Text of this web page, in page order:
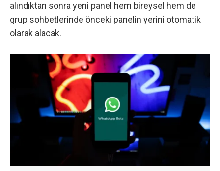
alındıktan sonra yeni panel hem bireysel hem de
grup sohbetlerinde önceki panelin yerini otomatik
olarak alacak.